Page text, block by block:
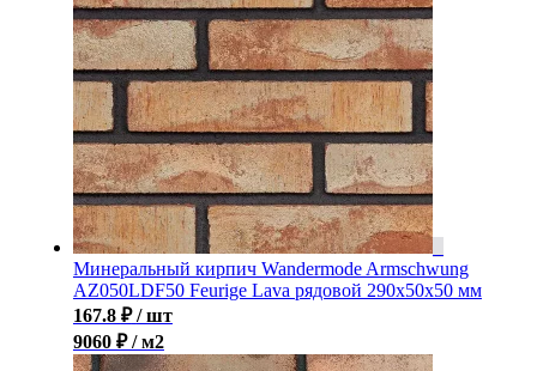
Минеральный кирпич Wandermode Armschwung
AZ050LDF50 Feurige Lava рядовой 290x50x50 мм
167.8 ₽ / шт
9060 ₽ / м2